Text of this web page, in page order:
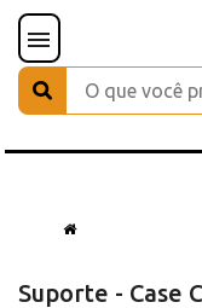
Suporte - Case